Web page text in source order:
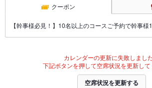
クーポン
【幹事様必見！】10名以上のコースご予約で幹事様
カレンダーの更新に失敗しました
下記ボタンを押して空席状況を更新して
空席状況を更新する